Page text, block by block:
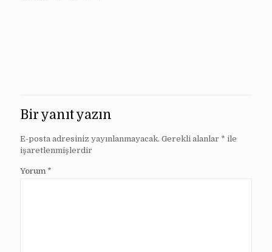
Bir yanıt yazın
E-posta adresiniz yayınlanmayacak. Gerekli alanlar * ile
işaretlenmişlerdir
Yorum *